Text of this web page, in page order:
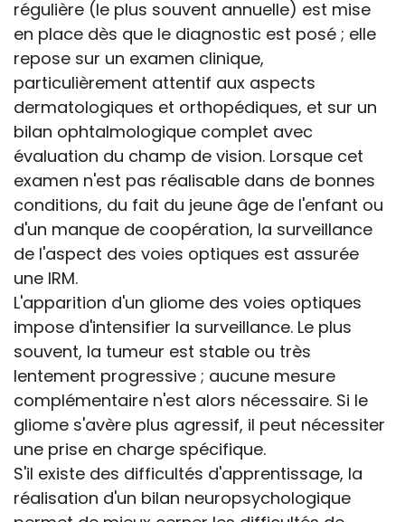
régulière (le plus souvent annuelle) est mise
en place dès que le diagnostic est posé ; elle
repose sur un examen clinique,
particulièrement attentif aux aspects
dermatologiques et orthopédiques, et sur un
bilan ophtalmologique complet avec
évaluation du champ de vision. Lorsque cet
examen n'est pas réalisable dans de bonnes
conditions, du fait du jeune âge de l'enfant ou
d'un manque de coopération, la surveillance
de l'aspect des voies optiques est assurée
une IRM.
L'apparition d'un gliome des voies optiques
impose d'intensifier la surveillance. Le plus
souvent, la tumeur est stable ou très
lentement progressive ; aucune mesure
complémentaire n'est alors nécessaire. Si le
gliome s'avère plus agressif, il peut nécessiter
une prise en charge spécifique.
S'il existe des difficultés d'apprentissage, la
réalisation d'un bilan neuropsychologique